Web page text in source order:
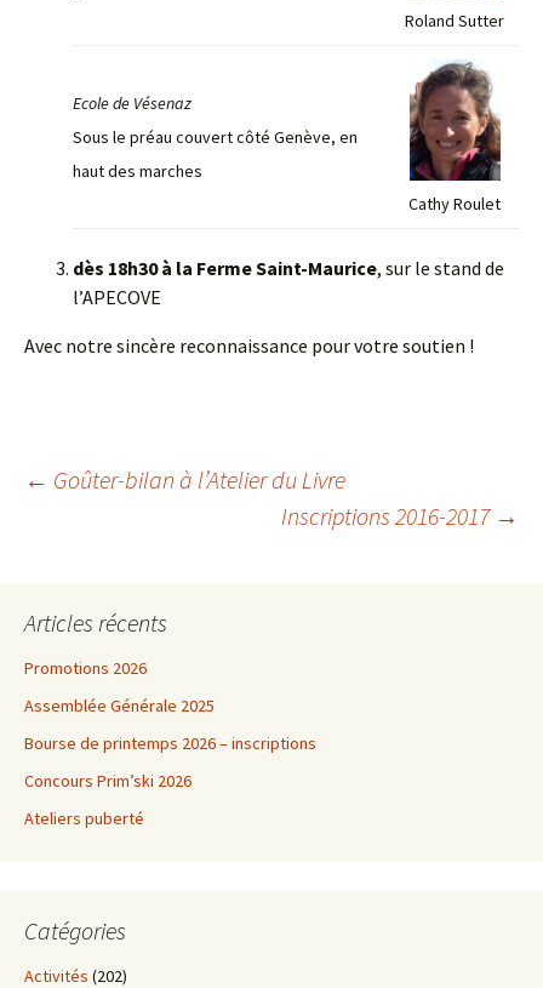
Roland Sutter
Ecole de Vésenaz
Sous le préau couvert côté Genève, en
haut des marches
Cathy Roulet
dès 18h30 à la Ferme Saint-Maurice, sur le stand de
l’APECOVE
Avec notre sincère reconnaissance pour votre soutien !
Navigation
articles
← Goûter-bilan à l’Atelier du Livre
Inscriptions 2016-2017 →
Articles récents
Promotions 2026
Assemblée Générale 2025
Bourse de printemps 2026 – inscriptions
Concours Prim’ski 2026
Ateliers puberté
Catégories
Activités (202)